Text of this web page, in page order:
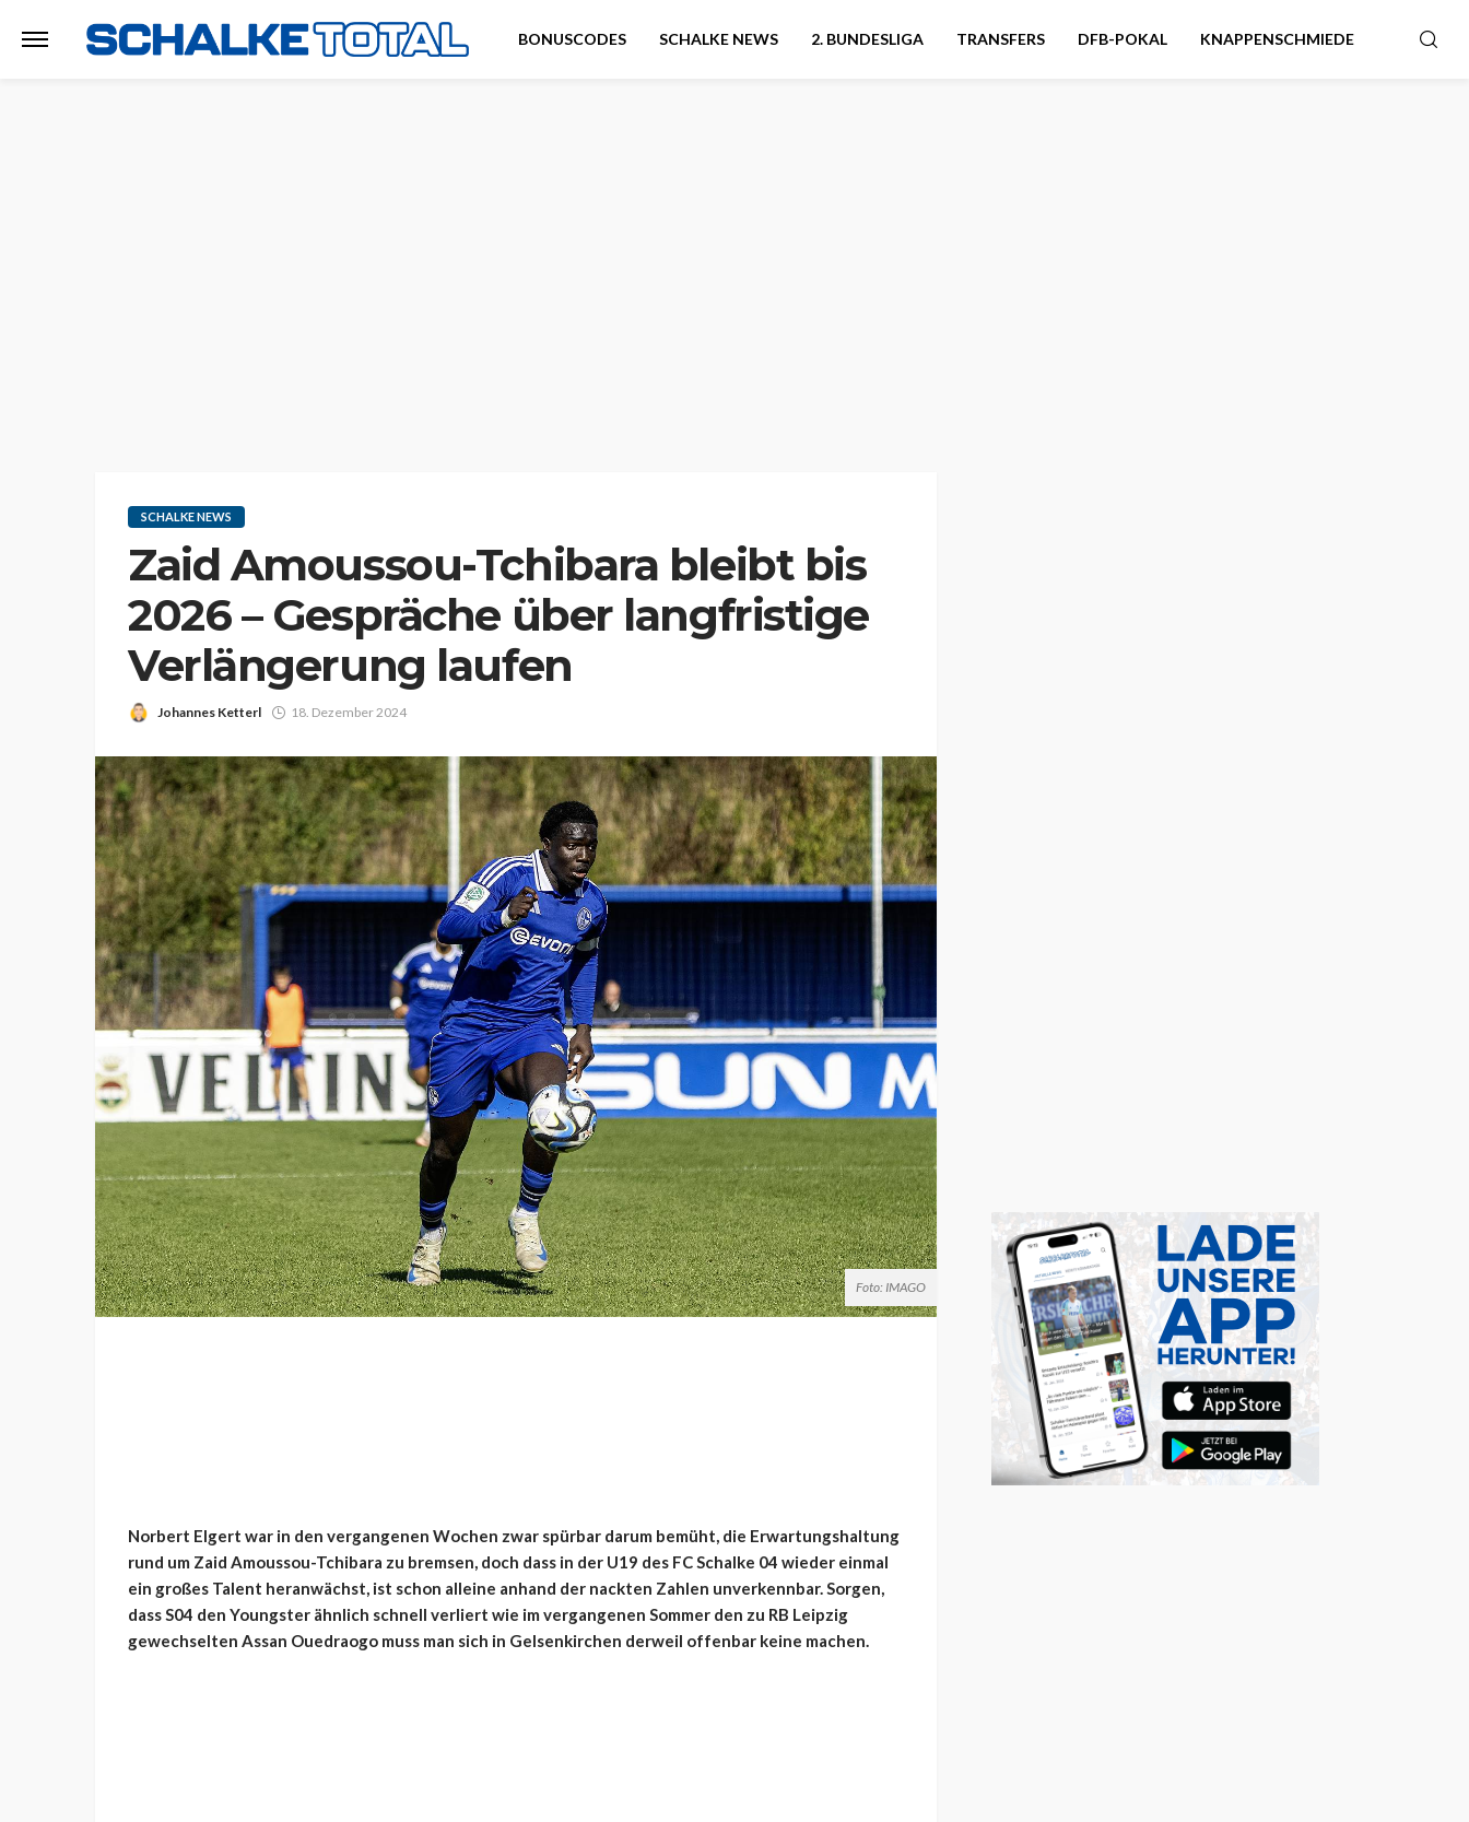
BONUSCODES SCHALKE NEWS 2. BUNDESLIGA TRANSFERS DFB-POKAL KNAPPENSCHMIEDE
SCHALKE NEWS
Zaid Amoussou-Tchibara bleibt bis
2026 – Gespräche über langfristige
Verlängerung laufen
Johannes Ketterl 18. Dezember 2024
Foto: IMAGO
Norbert Elgert war in den vergangenen Wochen zwar spürbar darum bemüht, die Erwartungshaltung
rund um Zaid Amoussou-Tchibara zu bremsen, doch dass in der U19 des FC Schalke 04 wieder einmal
ein großes Talent heranwächst, ist schon alleine anhand der nackten Zahlen unverkennbar. Sorgen,
dass S04 den Youngster ähnlich schnell verliert wie im vergangenen Sommer den zu RB Leipzig
gewechselten Assan Ouedraogo muss man sich in Gelsenkirchen derweil offenbar keine machen.